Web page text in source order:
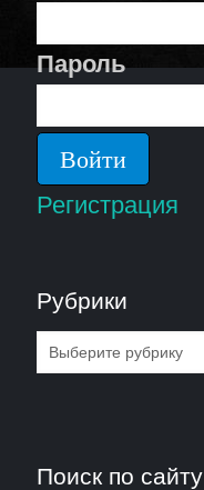
Пароль
Регистрация
Рубрики
Рубрики
Поиск по сайту